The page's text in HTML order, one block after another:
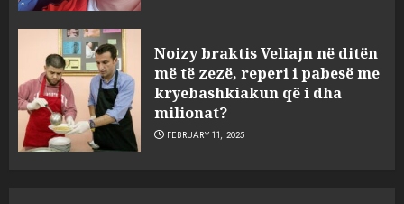
Noizy braktis Veliajn në ditën
më të zezë, reperi i pabesë me
kryebashkiakun që i dha
milionat?
FEBRUARY 11, 2025
3
sulmuan “One Albania”,
ngjarja u fsheh. A u vodhën
serverat?
MARCH 25, 2025